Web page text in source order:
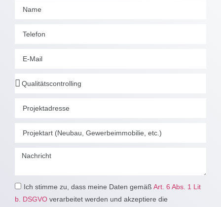
Ich stimme zu, dass meine Daten gemäß Art. 6 Abs. 1 Lit
b. DSGVO verarbeitet werden und akzeptiere die